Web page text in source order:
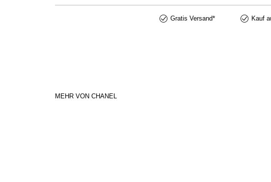
Gratis Versand* Kauf
MEHR VON CHANEL